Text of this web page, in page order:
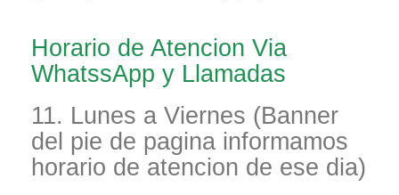
Horario de Atencion Via
WhatssApp y Llamadas
11. Lunes a Viernes (Banner
del pie de pagina informamos
horario de atencion de ese dia)